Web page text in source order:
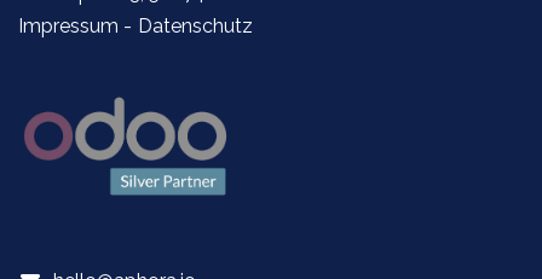
Impressum - Datenschutz